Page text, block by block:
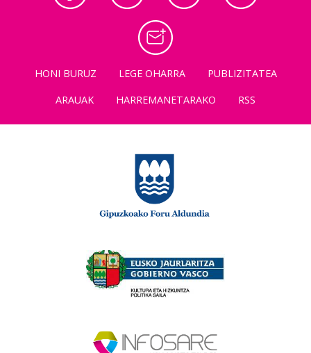
HONI BURUZ LEGE OHARRA
PUBLIZITATEA
ARAUAK
HARREMANETARAKO RSS